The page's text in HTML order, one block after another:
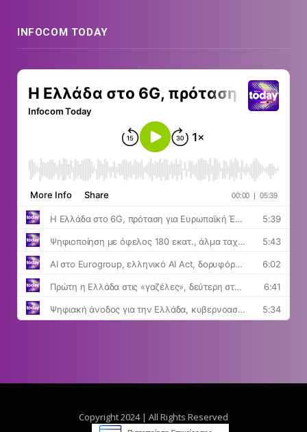
INFOCOM TODAY
Copyright 2024 | All Rights Reserved